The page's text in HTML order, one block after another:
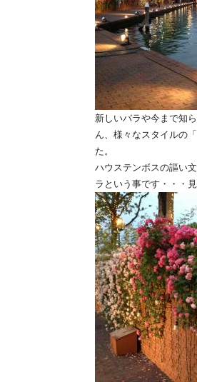
新しいバラや今まで知
ん、様々なスタイルの
た。
ハウステンボスの謳い
ラという事です・・・